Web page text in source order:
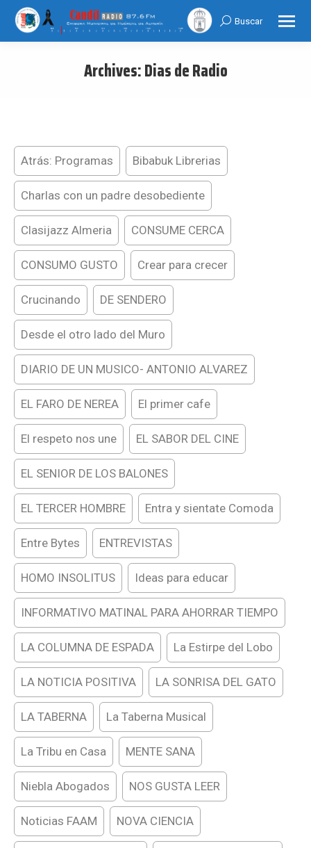
Search:
Buscar
Archives:Dias de Radio
Atrás: Programas Bibabuk Librerias
Charlas con un padre desobediente
Clasijazz Almeria CONSUME CERCA
CONSUMO GUSTO Crear para crecer
Crucinando DE SENDERO
Desde el otro lado del Muro
DIARIO DE UN MUSICO- ANTONIO ALVAREZ
EL FARO DE NEREA El primer cafe
El respeto nos une EL SABOR DEL CINE
EL SENIOR DE LOS BALONES
EL TERCER HOMBRE Entra y sientate Comoda
Entre Bytes ENTREVISTAS
HOMO INSOLITUS Ideas para educar
INFORMATIVO MATINAL PARA AHORRAR TIEMPO
LA COLUMNA DE ESPADA La Estirpe del Lobo
LA NOTICIA POSITIVA LA SONRISA DEL GATO
LA TABERNA La Taberna Musical
La Tribu en Casa MENTE SANA
Niebla Abogados NOS GUSTA LEER
Noticias FAAM NOVA CIENCIA